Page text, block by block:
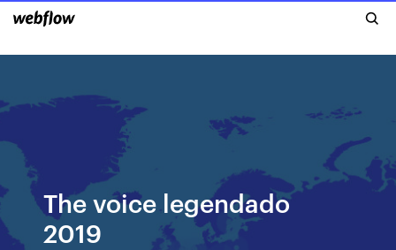
The voice legendado
2019